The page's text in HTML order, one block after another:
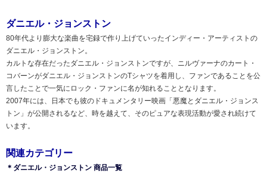
ダニエル・ジョンストン
80年代より膨大な楽曲を宅録で作り上げていったインディー・アーティストの
ダニエル・ジョンストン。
カルトな存在だったダニエル・ジョンストンですが、ニルヴァーナのカート・
コバーンがダニエル・ジョンストンのTシャツを着用し、ファンであることを公
言したことで一気にロック・ファンに名が知れることとなります。
2007年には、日本でも彼のドキュメンタリー映画「悪魔とダニエル・ジョンス
トン」が公開されるなど、時を越えて、そのピュアな表現活動が愛され続けて
います。
関連カテゴリー
＊ダニエル・ジョンストン 商品一覧